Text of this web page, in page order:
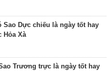
Sao Dực chiếu là ngày tốt hay
Hỏa Xà
Trương trực là ngày tốt hay
cầu tài lộc
tu tạo nhà cửa